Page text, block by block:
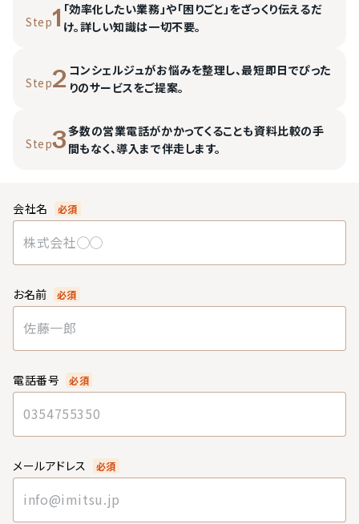
Step1 「効率化したい業務」や「困りごと」をざっくり伝えるだ
け。詳しい知識は一切不要。
Step2 コンシェルジュがお悩みを整理し、最短即日でぴった
りのサービスをご提案。
Step3多数の営業電話がかかってくることも資料比較の手
間もなく、導入まで伴走します。
会社名 必須
お名前 必須
電話番号 必須
メールアドレス 必須